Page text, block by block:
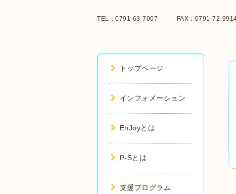
TEL：0791-63-7007 FAX：0791-72-
トップページ
インフォメーション
EnJoyとは
P-Sとは
支援プログラム